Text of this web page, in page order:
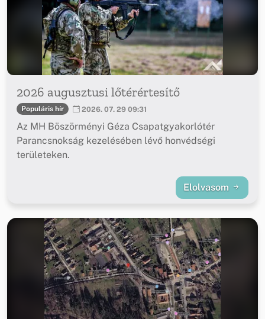
2026 augusztusi lőtérértesítő
Populáris hír 2026. 07. 29 09:31
Az MH Böszörményi Géza Csapatgyakorlótér
Parancsnokság kezelésében lévő honvédségi
területeken.
Elolvasom